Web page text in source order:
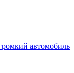
автомобиль